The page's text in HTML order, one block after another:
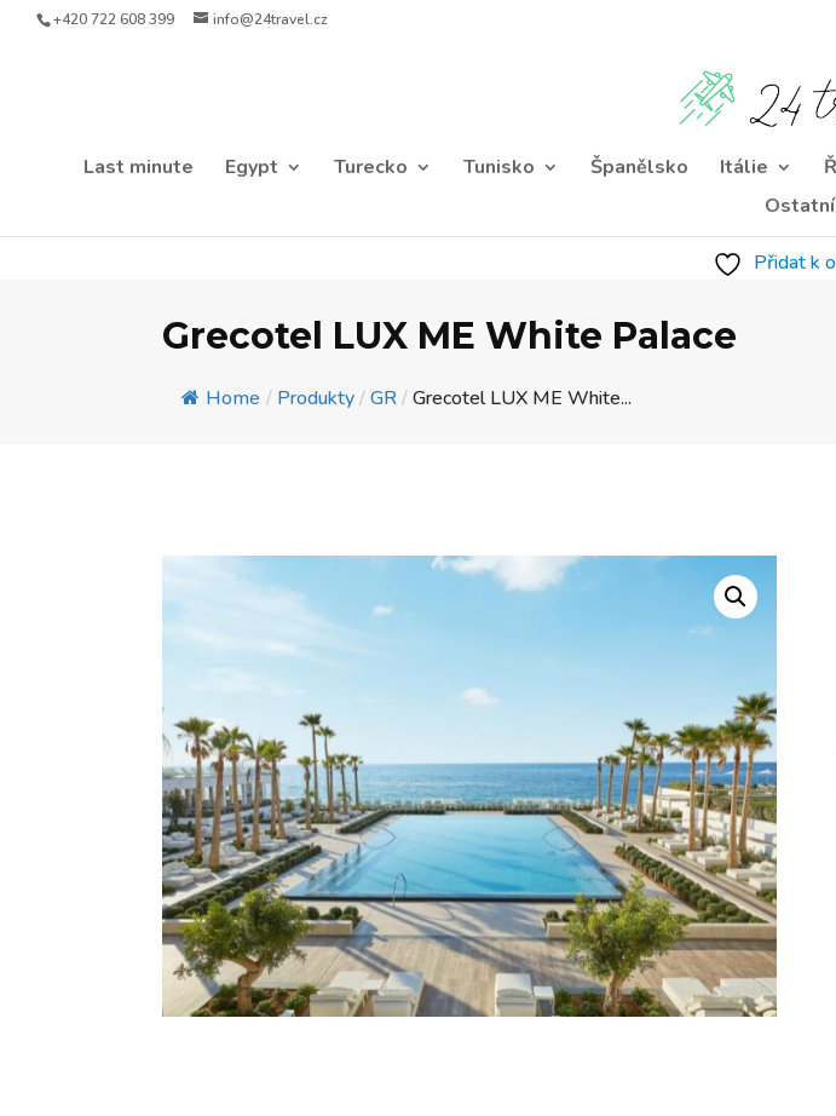
+420 722 608 399 info@24travel.cz
Last minute Egypt Turecko Tunisko Španělsko Itálie
Ostatní
Přidat k
Grecotel LUX ME White Palace
Home / Produkty / GR / Grecotel LUX ME White...